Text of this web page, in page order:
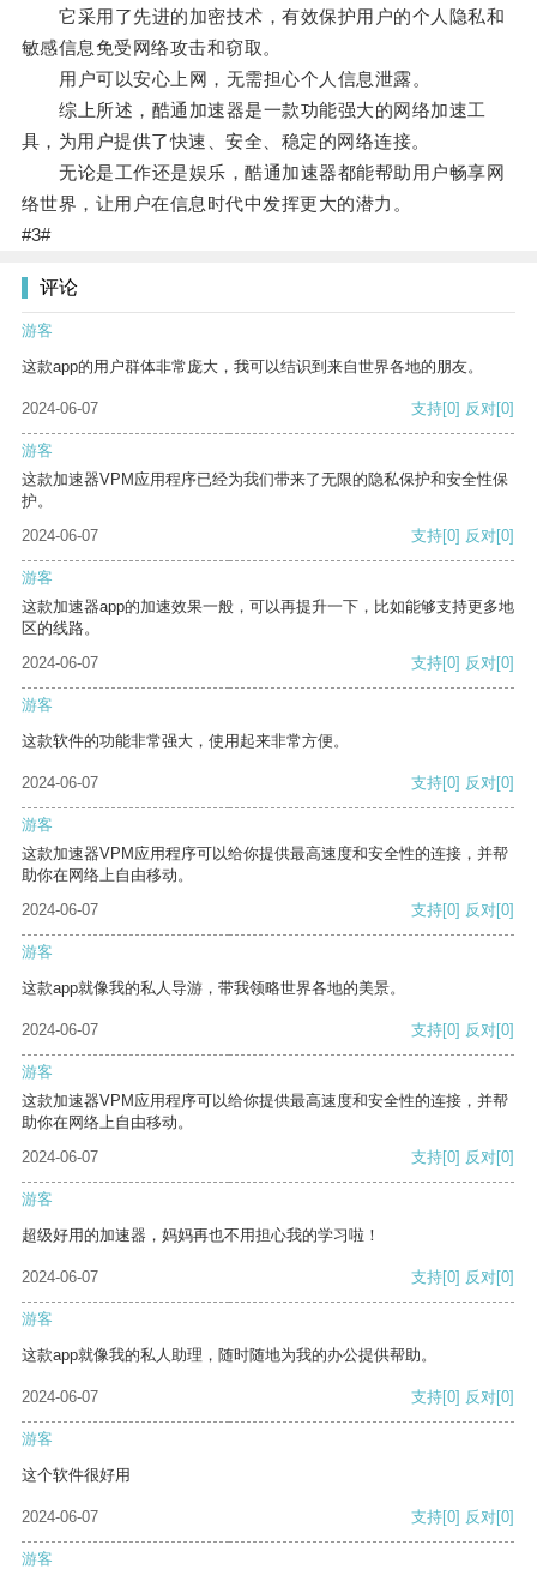
它采用了先进的加密技术，有效保护用户的个人隐私和
敏感信息免受网络攻击和窃取。
用户可以安心上网，无需担心个人信息泄露。
综上所述，酷通加速器是一款功能强大的网络加速工
具，为用户提供了快速、安全、稳定的网络连接。
无论是工作还是娱乐，酷通加速器都能帮助用户畅享网
络世界，让用户在信息时代中发挥更大的潜力。
#3#
评论
游客
这款app的用户群体非常庞大，我可以结识到来自世界各地的朋友。
2024-06-07 支持[0] 反对[0]
游客
这款加速器VPM应用程序已经为我们带来了无限的隐私保护和安全性保
护。
2024-06-07
支持[0] 反对[0]
游客
这款加速器app的加速效果一般，可以再提升一下，比如能够支持更多地
区的线路。
2024-06-07
支持[0] 反对[0]
游客
这款软件的功能非常强大，使用起来非常方便。
2024-06-07 支持[0] 反对[0]
游客
这款加速器VPM应用程序可以给你提供最高速度和安全性的连接，并帮
助你在网络上自由移动。
2024-06-07
支持[0] 反对[0]
游客
这款app就像我的私人导游，带我领略世界各地的美景。
2024-06-07 支持[0] 反对[0]
游客
这款加速器VPM应用程序可以给你提供最高速度和安全性的连接，并帮
助你在网络上自由移动。
2024-06-07
支持[0] 反对[0]
游客
超级好用的加速器，妈妈再也不用担心我的学习啦！
2024-06-07 支持[0] 反对[0]
游客
这款app就像我的私人助理，随时随地为我的办公提供帮助。
2024-06-07 支持[0] 反对[0]
游客
这个软件很好用
2024-06-07 支持[0] 反对[0]
游客